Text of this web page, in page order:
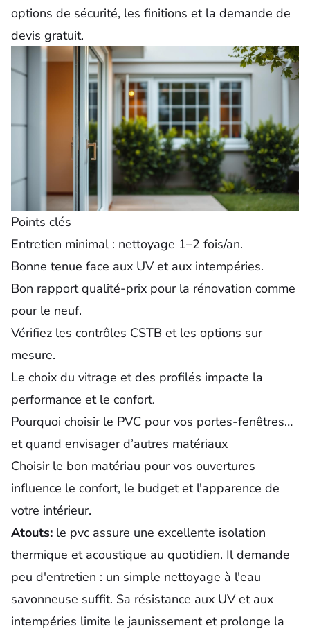
options de sécurité, les finitions et la demande de
devis gratuit.
Points clés
Entretien minimal : nettoyage 1–2 fois/an.
Bonne tenue face aux UV et aux intempéries.
Bon rapport qualité-prix pour la rénovation comme
pour le neuf.
Vérifiez les contrôles CSTB et les options sur
mesure.
Le choix du vitrage et des profilés impacte la
performance et le confort.
Pourquoi choisir le PVC pour vos portes-fenêtres…
et quand envisager d’autres matériaux
Choisir le bon matériau pour vos ouvertures
influence le confort, le budget et l'apparence de
votre intérieur.
Atouts: le pvc assure une excellente isolation
thermique et acoustique au quotidien. Il demande
peu d'entretien : un simple nettoyage à l'eau
savonneuse suffit. Sa résistance aux UV et aux
intempéries limite le jaunissement et prolonge la